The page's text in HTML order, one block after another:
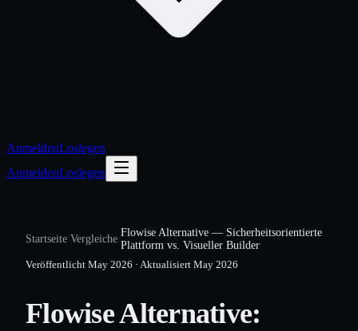
AnmeldenLoslegen
AnmeldenLoslegen
Startseite/Vergleiche/
Flowise Alternative — Sicherheitsorientierte
Plattform vs. Visueller Builder
Veröffentlicht May 2026 · Aktualisiert May 2026
Flowise Alternative: